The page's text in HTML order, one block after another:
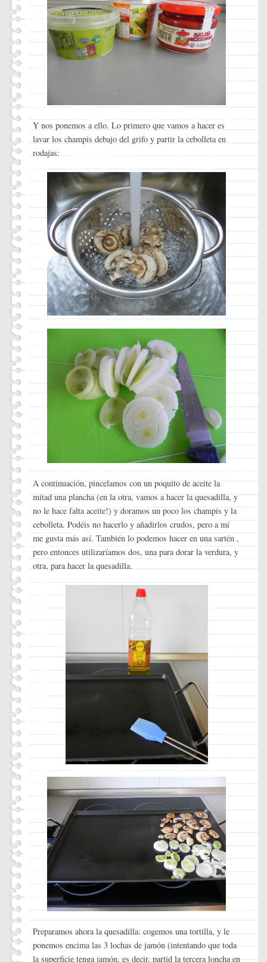
Y nos ponemos a ello. Lo primero que vamos a hacer es
lavar los champis debajo del grifo y partir la cebolleta en
rodajas:
A continuación, pincelamos con un poquito de aceite la
mitad una plancha (en la otra, vamos a hacer la quesadilla, y
no le hace falta aceite!) y doramos un poco los champis y la
cebolleta. Podéis no hacerlo y añadirlos crudos, pero a mí
me gusta más así. También lo podemos hacer en una sartén ,
pero entonces utilizaríamos dos, una para dorar la verdura, y
otra, para hacer la quesadilla.
Preparamos ahora la quesadilla: cogemos una tortilla, y le
ponemos encima las 3 lochas de jamón (intentando que toda
la superficie tenga jamón, es decir, partid la tercera loncha en